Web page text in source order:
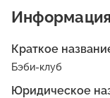
Информация
Краткое
Бэби-клуб
Юридическое